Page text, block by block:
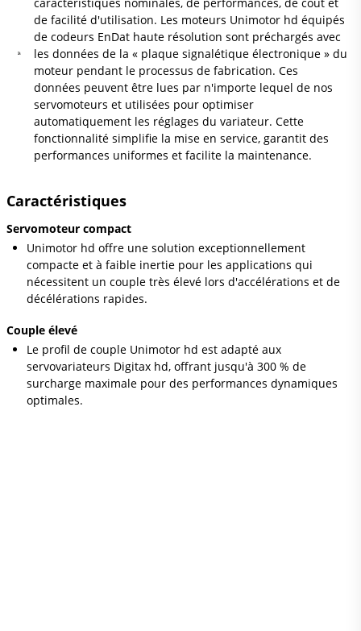
de facilité d'utilisation. Les moteurs Unimotor hd équipés
de codeurs EnDat haute résolution sont préchargés avec
les données de la « plaque signalétique électronique » du
moteur pendant le processus de fabrication. Ces
données peuvent être lues par n'importe lequel de nos
servomoteurs et utilisées pour optimiser
automatiquement les réglages du variateur. Cette
fonctionnalité simplifie la mise en service, garantit des
performances uniformes et facilite la maintenance.
Caractéristiques
Servomoteur compact
Unimotor hd offre une solution exceptionnellement
compacte et à faible inertie pour les applications qui
nécessitent un couple très élevé lors d'accélérations et de
décélérations rapides.
Couple élevé
Le profil de couple Unimotor hd est adapté aux
servovariateurs Digitax hd, offrant jusqu'à 300 % de
surcharge maximale pour des performances dynamiques
optimales.